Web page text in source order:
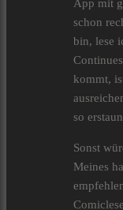
App mit
schon
bin, lese
kommt,
so
Sonst
Meines